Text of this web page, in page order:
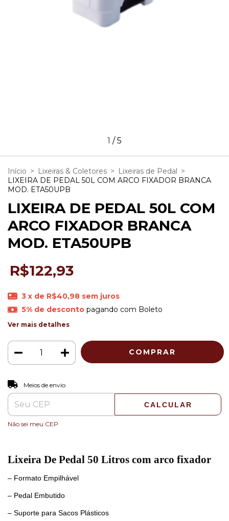
1 /5
Início > Lixeiras & Coletores > Lixeiras de Pedal >
LIXEIRA DE PEDAL 50L COM ARCO FIXADOR BRANCA
MOD. ETA50UPB
LIXEIRA DE PEDAL 50L COM
ARCO FIXADOR BRANCA
MOD. ETA50UPB
R$122,93
3 x de R$40,98 sem juros
5% de descontopagando com Boleto
Ver mais detalhes
Entregas para o CEP:
Meios de envio
CALCULAR
Não sei meu CEP
Lixeira De Pedal 50 Litros com arco fixador
– Formato Empilhável
– Pedal Embutido
– Suporte para Sacos Plásticos